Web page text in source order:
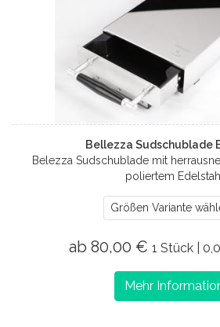
Bellezza Sudschublade
Belezza Sudschublade mit
poliertem
Größen Variante
ab 80,00 € 1 Stück |
Mehr